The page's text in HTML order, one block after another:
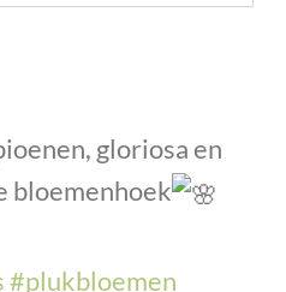
gloriosa en
bloemenhoek
#plukbloemen